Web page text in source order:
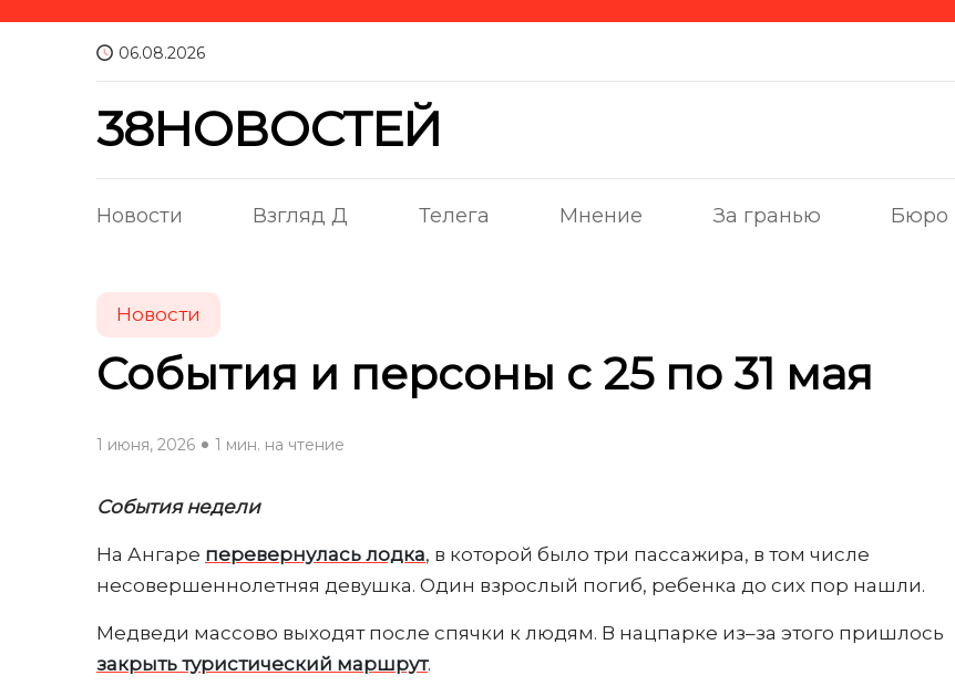
06.08.2026
38НОВОСТЕЙ
Новости Взгляд Д Телега Мнение За гранью Бюро
Новости
События и персоны с 25 по 31 мая
1 июня, 2026 1 мин. на чтение
События недели
На Ангаре перевернулась лодка, в которой было три пассажира, в том числе
несовершеннолетняя девушка. Один взрослый погиб, ребенка до сих пор нашли.
Медведи массово выходят после спячки к людям. В нацпарке из–за этого пришлось
закрыть туристический маршрут.